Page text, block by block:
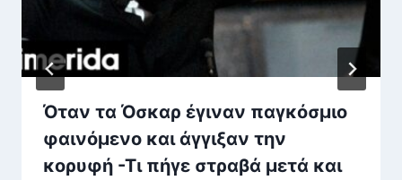
Όταν τα Όσκαρ έγιναν παγκόσμιο
φαινόμενο και άγγιξαν την
κορυφή -Τι πήγε στραβά μετά και